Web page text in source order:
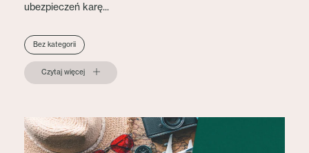
ubezpieczeń karę...
Bez kategorii
Czytaj więcej